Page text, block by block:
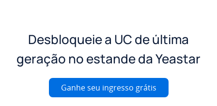
Desbloqueie a UC de última
geração no estande da Yeastar
Ganhe seu ingresso grátis